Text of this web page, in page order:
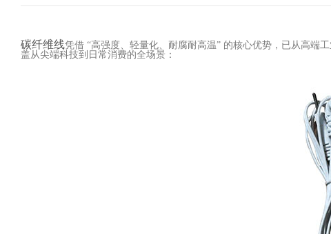
碳纤维线凭借 “高强度、轻量化、耐腐耐高温” 的核心优势，已从高端
盖从尖端科技到日常消费的全场景：